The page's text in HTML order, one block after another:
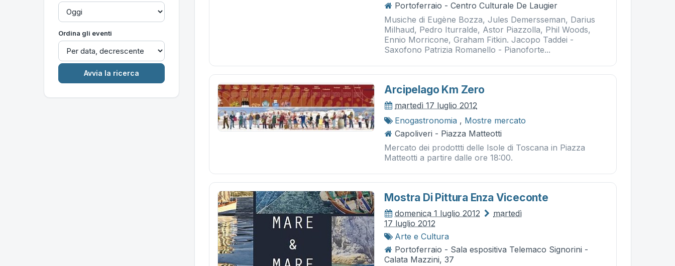
Ordina gli eventi
Portoferraio - Centro Culturale De Laugier
Musiche di Eugène Bozza, Jules Demersseman, Darius
Milhaud, Pedro Iturralde, Astor Piazzolla, Phil Woods,
Ennio Morricone, Graham Fitkin. Jacopo Taddei -
Saxofono Patrizia Romanello - Pianoforte...
Arcipelago Km Zero
martedì 17 luglio 2012
Enogastronomia , Mostre mercato
Capoliveri - Piazza Matteotti
Mercato dei prodottti delle Isole di Toscana in Piazza
Matteotti a partire dalle ore 18:00.
Mostra Di Pittura Enza Viceconte
domenica 1 luglio 2012
martedì
17 luglio 2012
Arte e Cultura
Portoferraio - Sala espositiva Telemaco Signorini -
Calata Mazzini, 37